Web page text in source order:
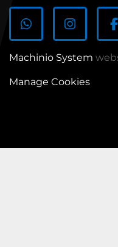
whatsapp
Machinio System
Manage Cookies